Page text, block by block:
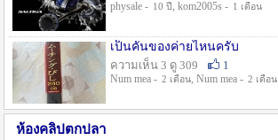
physale - 10 ปี , kom2005s - 1 เดือน
เป็นคันของค่ายไหนครับ
ความเห็น 3 ดู 309
1
Num mea - 2 เดือน, Num mea - 2 เดือน
ห้องคลิปตกปลา